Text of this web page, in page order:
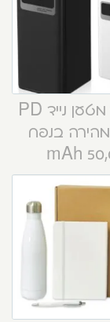
“קסטור” מטען נייד PD
בנפח